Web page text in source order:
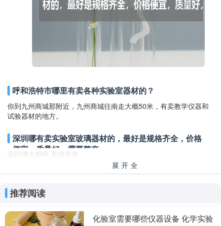
呼和浩特市哪里有卖各种实验室器材的？
你到九州商城那附近，九州商城往南走大概50米，有卖教学仪器和
试验器材的地方。
深圳哪有卖实验室玻璃器材的，最好是规格齐全，价格
便宜，质量好，需要整套。
深圳博大精科 有做批发、
展开全
推荐阅读
化验室需要哪些仪器设备 化学实验